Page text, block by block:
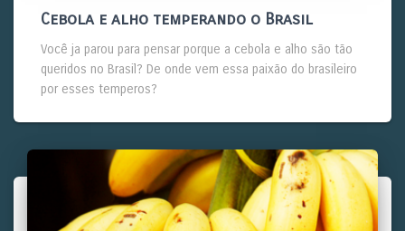
Cebola e alho temperando o Brasil
Você ja parou para pensar porque a cebola e alho são tão
queridos no Brasil? De onde vem essa paixão do brasileiro
por esses temperos?